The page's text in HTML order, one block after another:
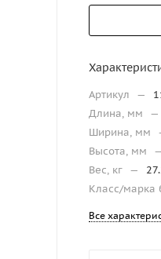
Артикул —
Длина, мм
—
Ширина, мм
Высота, мм
—
Вес, кг —
Класс/марка
Все